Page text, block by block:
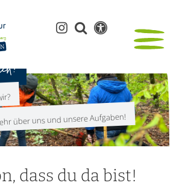
über uns und unsere Aufgaben!
dass du da bist!